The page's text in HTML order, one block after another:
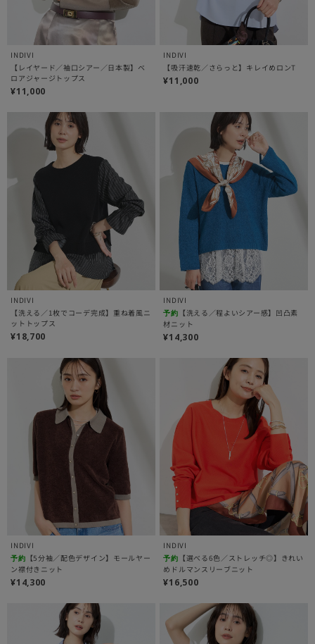
INDIVI
【レイヤード／袖口シアー／日本製】ベ
ロアジャージトップス
¥11,000
INDIVI
【吸汗速乾／さらっと】キレイめロンT
¥11,000
INDIVI
【洗える／1枚でコーデ完成】重ね着風ニ
ットトップス
¥18,700
INDIVI
予約 【洗える／程よいシアー感】凹凸素
材ニット
¥14,300
INDIVI
予約 【5分袖／配色デザイン】モールヤー
ン襟付きニット
¥14,300
INDIVI
予約 【選べる6色／ストレッチ◎】きれい
めドルマンスリーブニット
¥16,500